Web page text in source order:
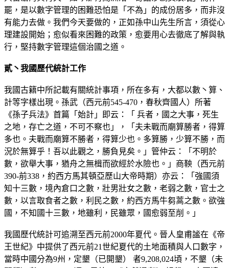
罷，是以數字管理的困難恐怕是「不為」的成份居多，而非沒
有能力去做。我們今天要做的，正如孫中山先生所言，須從心
理建設開始；愈似看來困難的政策，愈要用心去徹底了解與執
行，堅持數字管理這個治國之道。
貳丶我國歷代統計工作
我國古籍中所記載有關統計事項，所在多有，大都以數丶算、
計等字樣出現。孫武（西元前545-470，春秋齊國人）所著
《孫子兵法》首篇「始計」即云：「 兵者，國之大事，死生
之地，存亡之道，不可不察也」，「夫未戰而廟算勝者，得算
多也。夫戰而廟算不勝者，得算少也。多算勝，少算不勝，而
況於無算乎！吾以此觀之，勝負見矣。」管仲云：「不明於
數，欲舉大事，猶舟之無楫而欲經於水險也。」商鞅（西元前
390-前338，約西方馬其頓亞歷山大帝時期）亦云：「強國須
知十三數，境內倉口之數，壯男壯女之數，老弱之數，官士之
數，以言取食者之數，利民之數，約西方馬牛芻蒿之數。欲強
國，不知國十三數，地雖利，民雖眾，國愈弱至削。」
我國歷代統計可追溯至西元前2000年夏代。晉人皇甫謐在《帝
王世紀》中提供了西元前21世紀夏代的土地面積與人口數字，
當時中國分為9州，定墾（已開墾） 者9,208,024頃，不墾（未